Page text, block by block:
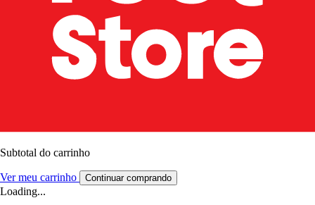
Subtotal do carrinho
Ver meu carrinho Continuar comprando
Loading...